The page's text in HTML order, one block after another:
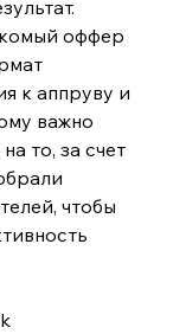
оффер
к аппруву и
важно
то, за счет
чтобы